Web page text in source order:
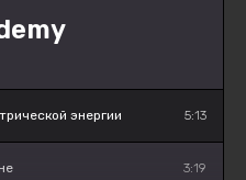
энергии 5:13
3:19